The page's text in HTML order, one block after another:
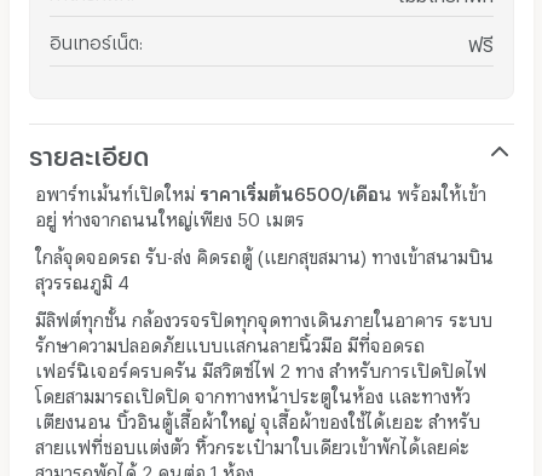
อินเทอร์เน็ต ฟรี
รายละเอียด
อพาร์ทเม้นท์เปิดใหม่ ราคาเริ่มต้น6500/เดือน พร้อมให้เข้า
อยู่ ห่างจากถนนใหญ่เพียง 50 เมตร
ใกล้จุดจอดรถ รับ-ส่ง คิดรถตู้ (แยกสุขสมาน) ทางเข้าสนามบิน
สุวรรณภูมิ 4
มีลิฟต์ทุกชั้น กล้องวรจรปิดทุกจุดทางเดินภายในอาคาร ระบบ
รักษาความปลอดภัยแบบแสกนลายนิ้วมือ มีที่จอดรถ
เฟอร์นิเจอร์ครบครัน มีสวิตซ์ไฟ 2 ทาง สำหรับการเปิดปิดไฟ
โดยสามมารถเปิดปิด จากทางหน้าประตูในห้อง และทางหัว
เตียงนอน บิ้วอินตู้เสื้อผ้าใหญ่ จุเสื้อผ้าของใช้ได้เยอะ สำหรับ
สายแฟที่ชอบแต่งตัว หิ้วกระเป๋ามาใบเดียวเข้าพักได้เลยค่ะ
สามารถพักได้ 2 คนต่อ 1 ห้อง